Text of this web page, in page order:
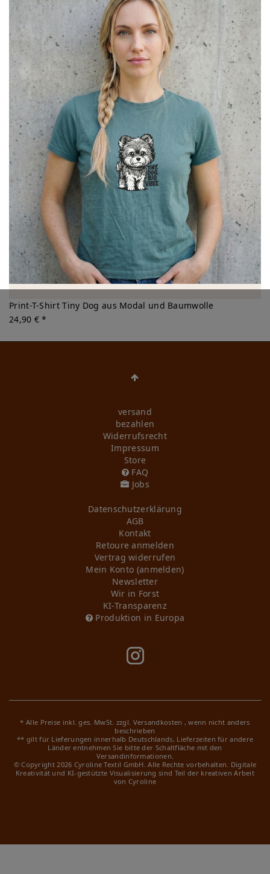
Print-T-Shirt Tiny Dog aus Modal und Baumwolle
24,90 € *
versand
bezahlen
Widerrufs­recht
Impressum
Store
FAQ
Jobs
Daten­schutz­erklärung
AGB
Kontakt
Retoure anmelden
Vertrag widerrufen
Mein Konto (anmelden)
Newsletter
Wir in Forst
KI-Transparenz
Produktion in Europa
* Alle Preise inkl. ges. MwSt. zzgl. Versandkosten , wenn nicht anders
beschrieben
** gilt für Lieferungen innerhalb Deutschlands, Lieferzeiten für andere
Länder entnehmen Sie bitte der Schaltfläche mit den
Versandinformationen.
© Copyright 2026 Cyroline Textil GmbH. Alle Rechte vorbehalten. Digitale
Kreativität und KI-gestützte Visualisierung sind Teil der kreativen Arbeit
von Cyroline